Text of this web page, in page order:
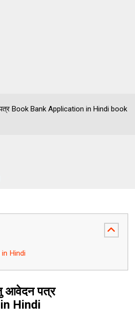
Book Bank Application in Hindi book
Hindi
आवेदन पत्र
Hindi